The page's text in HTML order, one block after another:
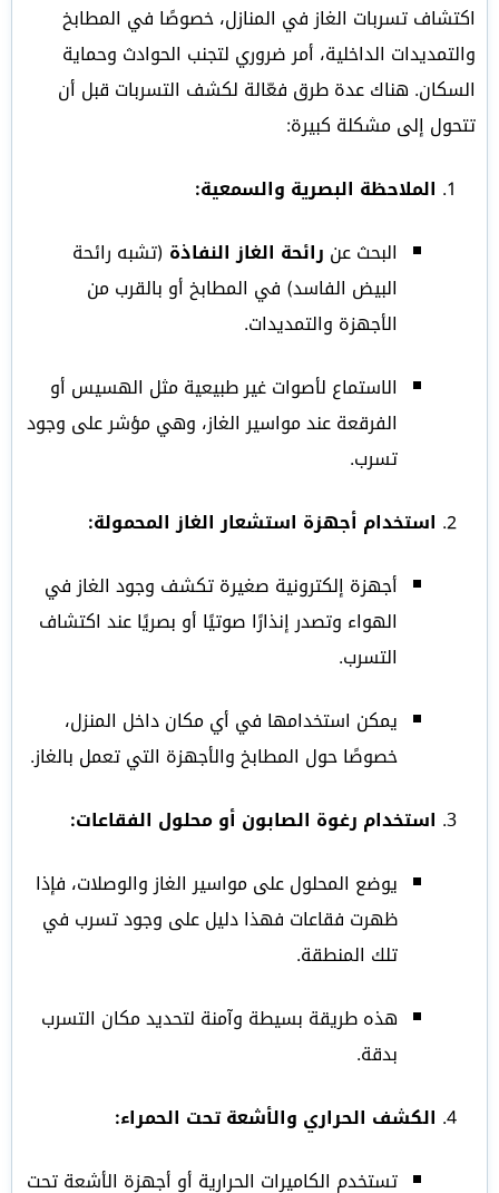
اكتشاف تسربات الغاز في المنازل، خصوصًا في المطابخ
والتمديدات الداخلية، أمر ضروري لتجنب الحوادث وحماية
السكان. هناك عدة طرق فعّالة لكشف التسربات قبل أن
تتحول إلى مشكلة كبيرة:
الملاحظة البصرية والسمعية:
البحث عن رائحة الغاز النفاذة (تشبه رائحة
البيض الفاسد) في المطابخ أو بالقرب من
الأجهزة والتمديدات.
الاستماع لأصوات غير طبيعية مثل الهسيس أو
الفرقعة عند مواسير الغاز، وهي مؤشر على وجود
تسرب.
استخدام أجهزة استشعار الغاز المحمولة:
أجهزة إلكترونية صغيرة تكشف وجود الغاز في
الهواء وتصدر إنذارًا صوتيًا أو بصريًا عند اكتشاف
التسرب.
يمكن استخدامها في أي مكان داخل المنزل،
خصوصًا حول المطابخ والأجهزة التي تعمل بالغاز.
استخدام رغوة الصابون أو محلول الفقاعات:
يوضع المحلول على مواسير الغاز والوصلات، فإذا
ظهرت فقاعات فهذا دليل على وجود تسرب في
تلك المنطقة.
هذه طريقة بسيطة وآمنة لتحديد مكان التسرب
بدقة.
الكشف الحراري والأشعة تحت الحمراء:
تستخدم الكاميرات الحرارية أو أجهزة الأشعة تحت